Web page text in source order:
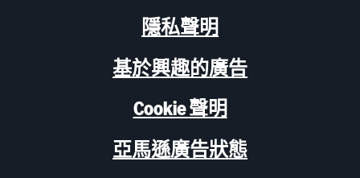
隱私聲明
基於興趣的廣告
Cookie 聲明
亞馬遜廣告狀態